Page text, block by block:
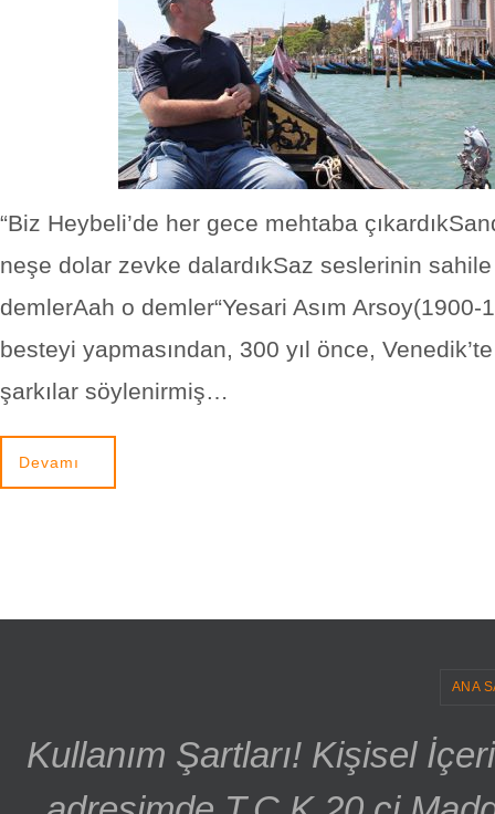
“Biz Heybeli’de her gece mehtaba
neşe dolar zevke dalardıkSaz seslerinin
demlerAah o demler“Yesari Asım Arsoy(1900-
besteyi yapmasından, 300 yıl önce,
şarkılar söylenirmiş…
Devamı
ANA
Kullanım Şartları! Kişisel